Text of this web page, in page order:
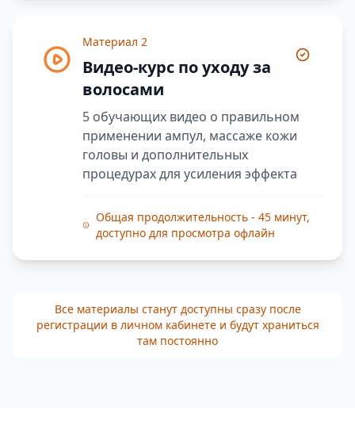
Материал 2
Видео-курс по уходу за
волосами
5 обучающих видео о правильном
применении ампул, массаже кожи
головы и дополнительных
процедурах для усиления эффекта
Общая продолжительность - 45 минут,
доступно для просмотра офлайн
Все материалы станут доступны сразу после
регистрации в личном кабинете и будут храниться
там постоянно